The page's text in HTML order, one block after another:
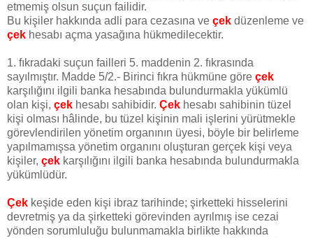
etmemiş olsun suçun failidir.
Bu kişiler hakkında adli para cezasına ve çek düzenleme ve
çek hesabı açma yasağına hükmedilecektir.
1. fıkradaki suçun failleri 5. maddenin 2. fıkrasında
sayılmıştır. Madde 5/2.- Birinci fıkra hükmüne göre çek
karşılığını ilgili banka hesabında bulundurmakla yükümlü
olan kişi, çek hesabı sahibidir. Çek hesabı sahibinin tüzel
kişi olması hâlinde, bu tüzel kişinin mali işlerini yürütmekle
görevlendirilen yönetim organının üyesi, böyle bir belirleme
yapılmamışsa yönetim organını oluşturan gerçek kişi veya
kişiler, çek karşılığını ilgili banka hesabında bulundurmakla
yükümlüdür.
Çek keşide eden kişi ibraz tarihinde; şirketteki hisselerini
devretmiş ya da şirketteki görevinden ayrılmış ise cezai
yönden sorumluluğu bulunmamakla birlikte hakkında